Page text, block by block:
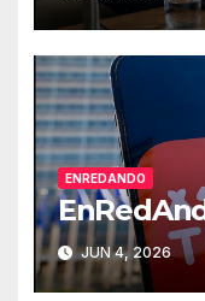
ENREDANDO
JUN 4, 2026